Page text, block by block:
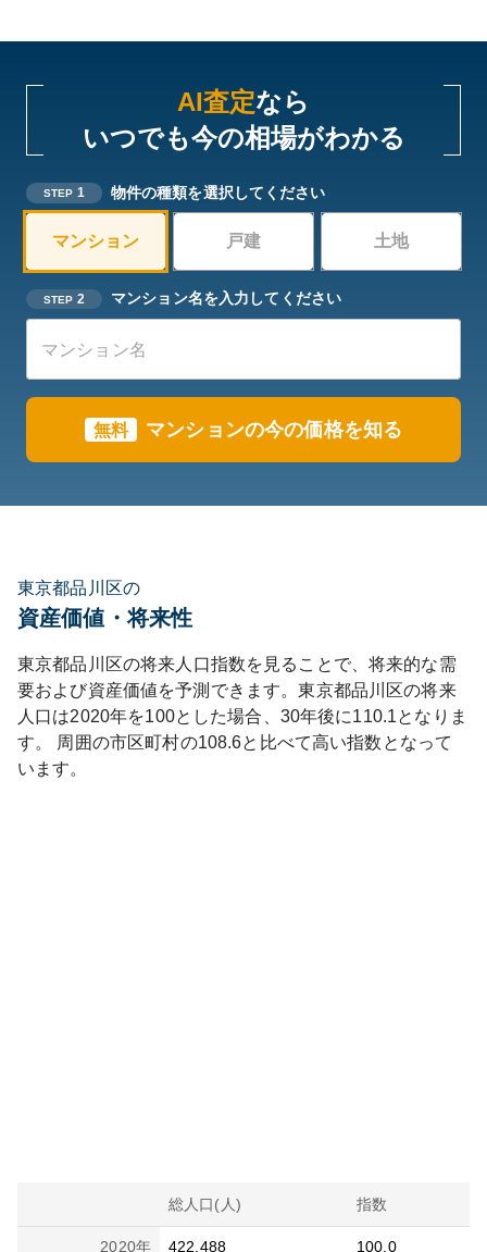
AI査定なら
いつでも今の相場がわかる
STEP 1 物件の種類を選択してください
マンション 戸建 土地
STEP 2 マンション名を入力してください
無料 マンションの今の価格を知る
東京都品川区の
資産価値・将来性
東京都品川区の将来人口指数を見ることで、将来的な需
要および資産価値を予測できます。東京都品川区の将来
人口は2020年を100とした場合、30年後に110.1となりま
す。
周囲の市区町村の108.6と比べて高い指数となって
います。
総人口(人) 指数
2020年 422,488 100.0